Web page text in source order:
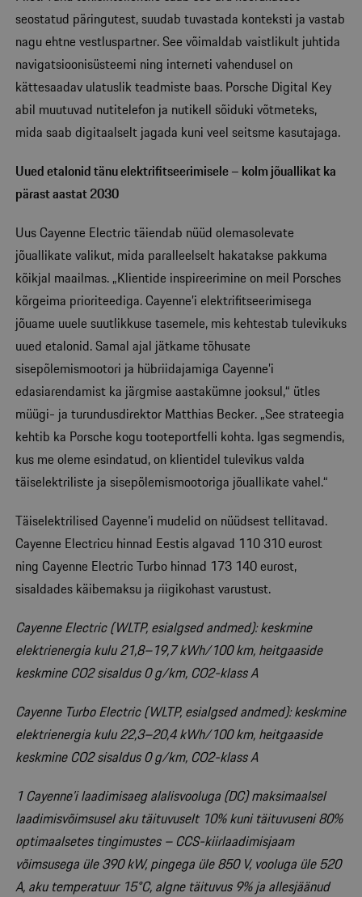
seostatud päringutest, suudab tuvastada konteksti ja vastab
nagu ehtne vestluspartner. See võimaldab vaistlikult juhtida
navigatsioonisüsteemi ning interneti vahendusel on
kättesaadav ulatuslik teadmiste baas. Porsche Digital Key
abil muutuvad nutitelefon ja nutikell sõiduki võtmeteks,
mida saab digitaalselt jagada kuni veel seitsme kasutajaga.
Uued etalonid tänu elektrifitseerimisele – kolm jõuallikat ka
pärast aastat 2030
Uus Cayenne Electric täiendab nüüd olemasolevate
jõuallikate valikut, mida paralleelselt hakatakse pakkuma
kõikjal maailmas. „Klientide inspireerimine on meil Porsches
kõrgeima prioriteediga. Cayenne’i elektrifitseerimisega
jõuame uuele suutlikkuse tasemele, mis kehtestab tulevikuks
uued etalonid. Samal ajal jätkame tõhusate
sisepõlemismootori ja hübriidajamiga Cayenne’i
edasiarendamist ka järgmise aastakümne jooksul,“ ütles
müügi- ja turundusdirektor Matthias Becker. „See strateegia
kehtib ka Porsche kogu tooteportfelli kohta. Igas segmendis,
kus me oleme esindatud, on klientidel tulevikus valda
täiselektriliste ja sisepõlemismootoriga jõuallikate vahel.“
Täiselektrilised Cayenne’i mudelid on nüüdsest tellitavad.
Cayenne Electricu hinnad Eestis algavad 110 310 eurost
ning Cayenne Electric Turbo hinnad 173 140 eurost,
sisaldades käibemaksu ja riigikohast varustust.
Cayenne Electric (WLTP, esialgsed andmed): keskmine
elektrienergia kulu 21,8–19,7 kWh/100 km, heitgaaside
keskmine CO2 sisaldus 0 g/km, CO2-klass A
Cayenne Turbo Electric (WLTP, esialgsed andmed): keskmine
elektrienergia kulu 22,3–20,4 kWh/100 km, heitgaaside
keskmine CO2 sisaldus 0 g/km, CO2-klass A
1 Cayenne’i laadimisaeg alalisvooluga (DC) maksimaalsel
laadimisvõimsusel aku täituvuselt 10% kuni täituvuseni 80%
optimaalsetes tingimustes – CCS-kiirlaadimisjaam
võimsusega üle 390 kW, pingega üle 850 V, vooluga üle 520
A, aku temperatuur 15°C, algne täituvus 9% ja allesjäänud